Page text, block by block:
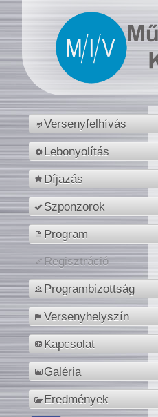
Versenyfelhívás
Lebonyolítás
Díjazás
Szponzorok
Program
Regisztráció
Programbizottság
Versenyhelyszín
Kapcsolat
Galéria
Eredmények